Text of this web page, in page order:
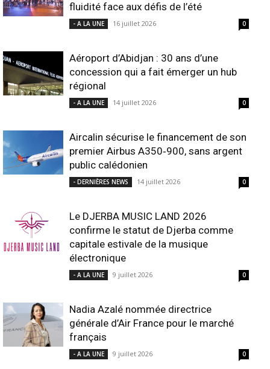
fluidité face aux défis de l’été
- A LA UNE 16 juillet 2026 0
Aéroport d’Abidjan : 30 ans d’une
concession qui a fait émerger un hub
régional
- A LA UNE 14 juillet 2026 0
Aircalin sécurise le financement de son
premier Airbus A350‑900, sans argent
public calédonien
- DERNIÈRES NEWS 14 juillet 2026 0
Le DJERBA MUSIC LAND 2026
confirme le statut de Djerba comme
capitale estivale de la musique
électronique
- A LA UNE 9 juillet 2026 0
Nadia Azalé nommée directrice
générale d’Air France pour le marché
français
- A LA UNE 9 juillet 2026 0